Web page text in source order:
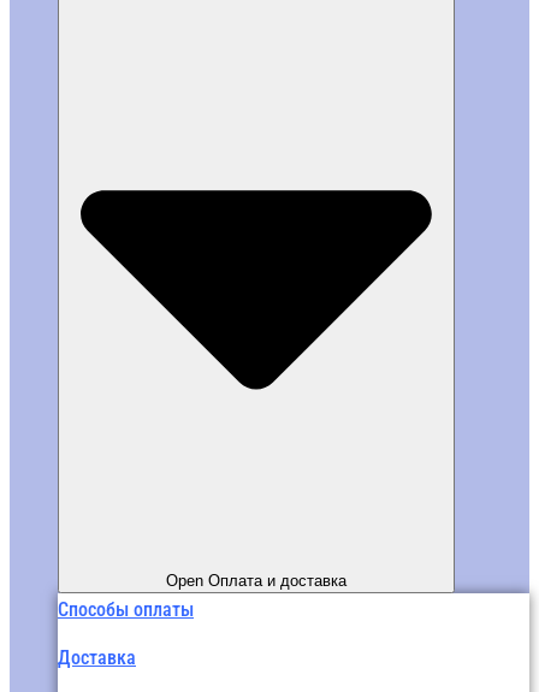
Open Оплата и доставка
Способы оплаты
Доставка